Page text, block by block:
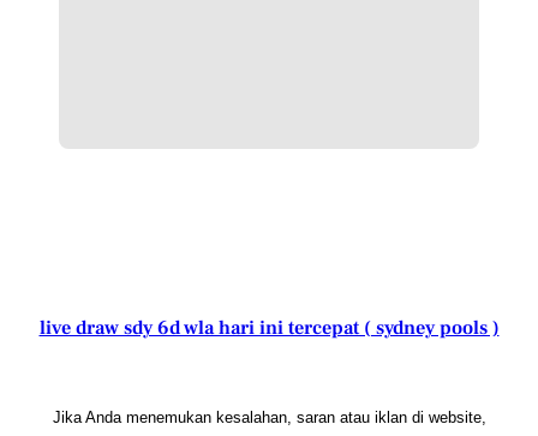
live draw sdy 6d wla hari ini tercepat ( sydney pools )
Jika Anda menemukan kesalahan, saran atau iklan di website,